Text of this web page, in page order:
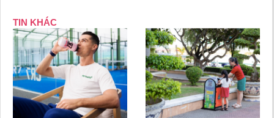
TIN KHÁC